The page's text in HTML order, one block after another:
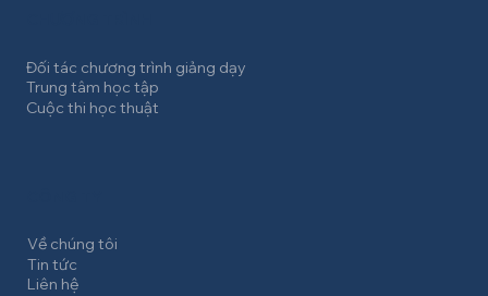
Về chúng tôi
Tin tức
Liên hệ
Đối tác chương trình giảng dạy
Trung tâm học tập
Cuộc thi học thuật